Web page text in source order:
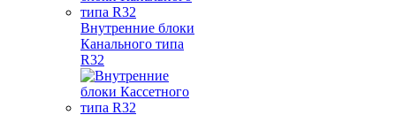
Внутренние блоки
Канального типа
R32